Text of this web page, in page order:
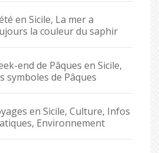
en Sicile, La mer a
la couleur du saphir
end de Pâques en Sicile,
symboles de Pâques
en Sicile, Culture, Infos
Environnement